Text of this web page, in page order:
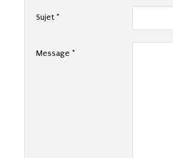
Sujet*
Message *